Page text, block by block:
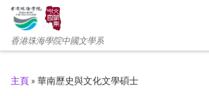
香港珠海學院中國文學系
主頁 » 華南歷史與文化文學碩士